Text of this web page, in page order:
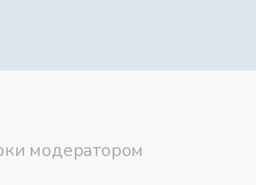
модератором